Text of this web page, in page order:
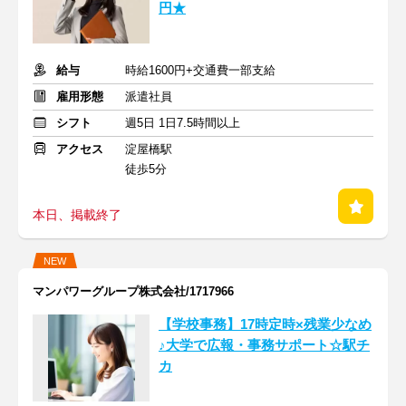
円★
給与
時給1600円+交通費一部支給
雇用形態
派遣社員
シフト
週5日 1日7.5時間以上
アクセス
淀屋橋駅
徒歩5分
本日、掲載終了
NEW
マンパワーグループ株式会社/1717966
【学校事務】17時定時×残業少なめ
♪大学で広報・事務サポート☆駅チ
カ